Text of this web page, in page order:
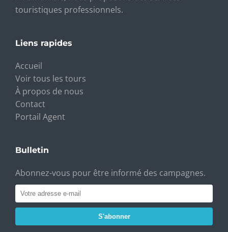
touristiques professionnels.
Liens rapides
Accueil
Voir tous les tours
À propos de nous
Contact
Portail Agent
Bulletin
Abonnez-vous pour être informé des campagnes.
S'abonner